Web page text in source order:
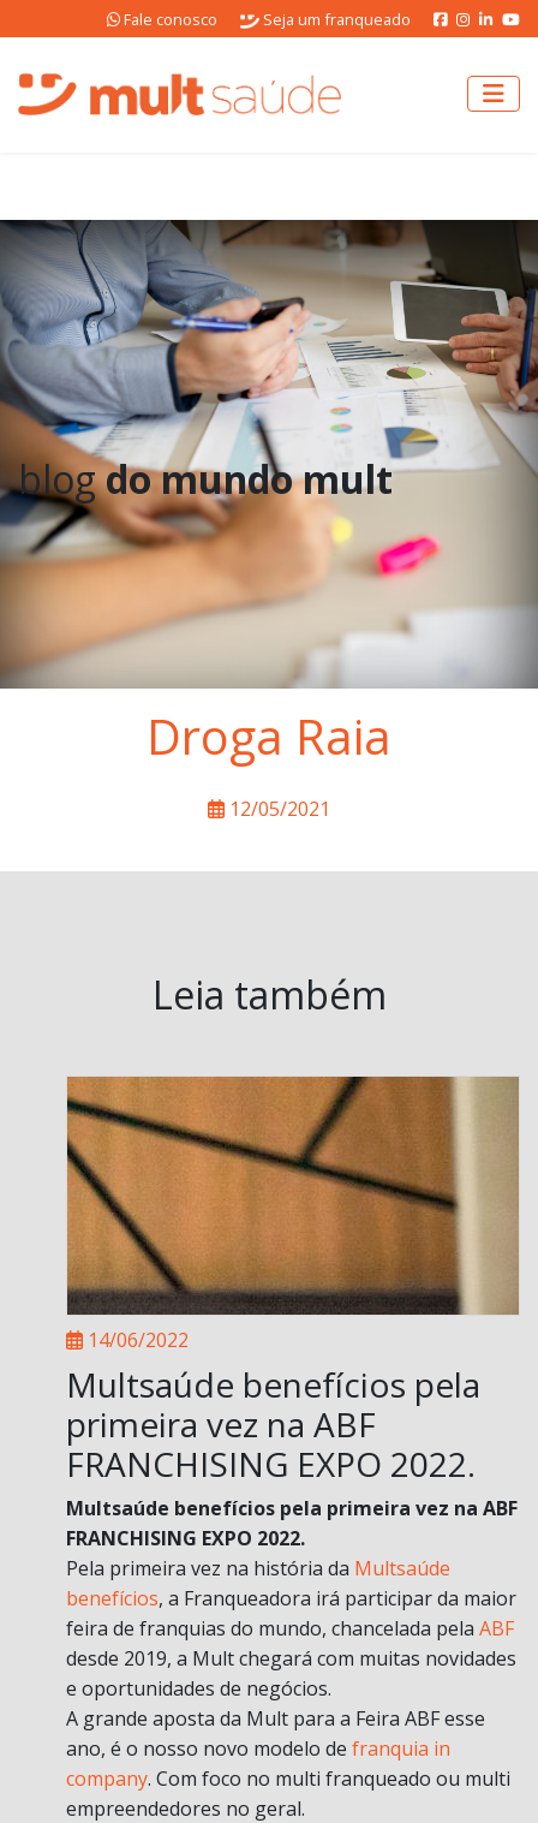
Fale conosco Seja um franqueado
blogdo mundo mult
Droga Raia
12/05/2021
Leia também
14/06/2022
Multsaúde benefícios pela
primeira vez na ABF
FRANCHISING EXPO 2022.
Multsaúde benefícios pela primeira vez na ABF
FRANCHISING EXPO 2022.
Pela primeira vez na história da Multsaúde
benefícios, a Franqueadora irá participar da maior
feira de franquias do mundo, chancelada pela ABF
desde 2019, a Mult chegará com muitas novidades
e oportunidades de negócios.
A grande aposta da Mult para a Feira ABF esse
ano, é o nosso novo modelo de franquia in
company. Com foco no multi franqueado ou multi
empreendedores no geral.